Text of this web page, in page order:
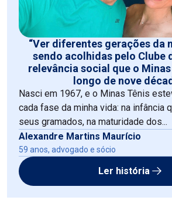
“Ver diferentes gerações da
sendo acolhidas pelo Clube
relevância social que o
longo de nove
Nasci em 1967, e o Minas Tênis
cada fase da minha vida: na infância
seus gramados, na maturidade dos...
Alexandre Martins Maurício
59 anos, advogado e sócio
Ler história